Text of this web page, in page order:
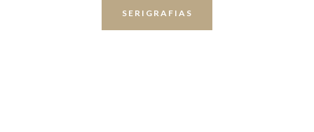
SERIGRAFIAS